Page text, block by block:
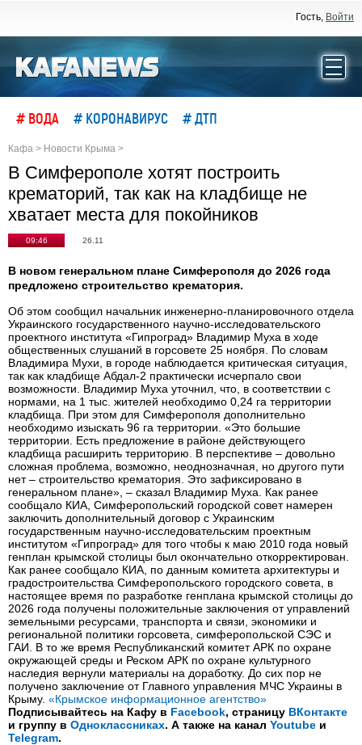
Гость, Войти
# ВОДА # КОРОНАВИРУС # ДТП
Кафа > Новости Крыма >
В Симферополе хотят построить
крематорий, так как на кладбище не
хватает места для покойников
09:46 26.11
В новом генеральном плане Симферополя до 2026 года
предложено строительство крематория.
Об этом сообщил начальник инженерно-планировочного отдела
Украинского государственного научно-исследовательского
проектного института «Гипроград» Владимир Муха в ходе
общественных слушаний в горсовете 25 ноября. По словам
Владимира Мухи, в городе наблюдается критическая ситуация,
так как кладбище Абдал-2 практически исчерпало свои
возможности. Владимир Муха уточнил, что, в соответствии с
нормами, на 1 тыс. жителей необходимо 0,24 га территории
кладбища. При этом для Симферополя дополнительно
необходимо изыскать 96 га территории. «Это большие
территории. Есть предложение в районе действующего
кладбища расширить территорию. В перспективе – довольно
сложная проблема, возможно, неоднозначная, но другого пути
нет – строительство крематория. Это зафиксировано в
генеральном плане», – сказал Владимир Муха. Как ранее
сообщало КИА, Симферопольский городской совет намерен
заключить дополнительный договор с Украинским
государственным научно-исследовательским проектным
институтом «Гипроград» для того чтобы к маю 2010 года новый
генплан крымской столицы был окончательно откорректирован.
Как ранее сообщало КИА, по данным комитета архитектуры и
градостроительства Симферопольского городского совета, в
настоящее время по разработке генплана крымской столицы до
2026 года получены положительные заключения от управлений
земельными ресурсами, транспорта и связи, экономики и
региональной политики горсовета, симферопольской СЭС и
ГАИ. В то же время Республиканский комитет АРК по охране
окружающей среды и Реском АРК по охране культурного
наследия вернули материалы на доработку. До сих пор не
получено заключение от Главного управления МЧС Украины в
Крыму. «Крымское информационное агентство»
Подписывайтесь на Кафу в Facebook, страницу ВКонтакте
и группу в Одноклассниках. А также на канал Youtube и
Telegram.